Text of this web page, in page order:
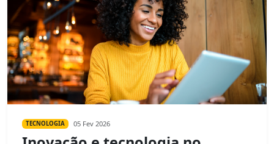
TECNOLOGIA 05 Fev 2026